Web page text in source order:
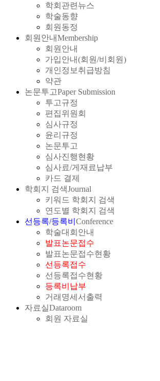
학회관련뉴스
학술동향
회원동정
회원안내Membership
회원안내
가입안내(회원/비회원)
개인정보취급방침
약관
논문투고Paper Submission
투고규정
편집위원회
심사규정
윤리규정
논문투고
심사진행현황
심사료/게재료납부
카드 결제
학회지 검색Journal
키워드 학회지 검색
연도별 학회지 검색
선등록/등록비 Conference
학술대회안내
발표논문접수
발표논문접수현황
선등록접수
선등록접수현황
등록비납부
거래명세서출력
자료실Dataroom
회원 자료실